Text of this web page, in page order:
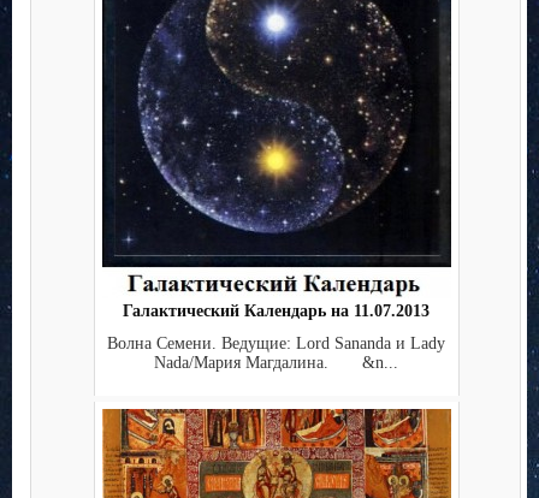
Галактический Календарь на 11.07.2013
Волна Семени. Ведущие: Lord Sananda и Lady
Nada/Мария Магдалина. &n...